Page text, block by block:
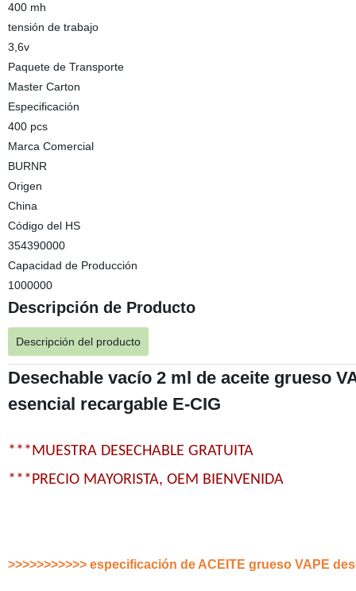
400 mh
tensión de trabajo
3,6v
Paquete de Transporte
Master Carton
Especificación
400 pcs
Marca Comercial
BURNR
Origen
China
Código del HS
354390000
Capacidad de Producción
1000000
Descripción de Producto
Descripción del producto
Desechable vacío 2 ml de aceite grueso
esencial recargable E-CIG
***MUESTRA DESECHABLE GRATUITA
***PRECIO MAYORISTA, OEM BIENVENIDA
>>>>>>>>>>> especificación de ACEITE grueso VAPE